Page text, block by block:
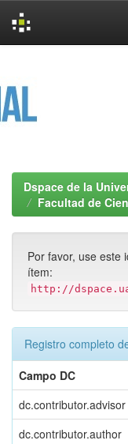
Dspace de la
Facultad de
Por favor, use este
ítem:
http://
Registro completo
Campo DC
dc.contributor.advisor
dc.contributor.author